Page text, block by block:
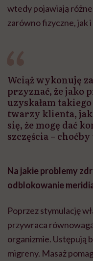
wtedy pojawiają
zarówno fizyczne, jak
Wciąż wykonuję
przyznać, że jako
uzyskałam
twarzy klienta,
się, że mogę dać
szczęścia –
Na jakie problemy
odblokowanie
Poprzez stymulację
przywraca
organizmie. Ustępują
migreny. Masaż